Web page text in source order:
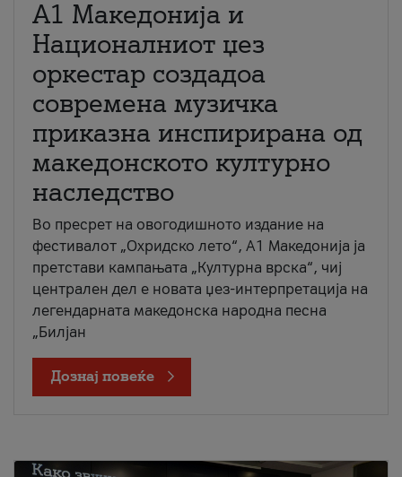
А1 Македонија и
Националниот џез
оркестар создадоа
современа музичка
приказна инспирирана од
македонското културно
наследство
Во пресрет на овогодишното издание на
фестивалот „Охридско лето“, А1 Македонија ја
претстави кампањата „Културна врска“, чиј
централен дел е новата џез-интерпретација на
легендарната македонска народна песна
„Билјан
Дознај повеќе